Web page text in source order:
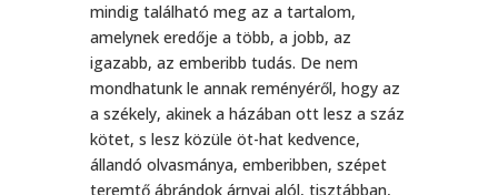
mindig található meg az a tartalom,
amelynek eredője a több, a jobb, az
igazabb, az emberibb tudás. De nem
mondhatunk le annak reményéről, hogy az
a székely, akinek a házában ott lesz a száz
kötet, s lesz közüle öt-hat kedvence,
állandó olvasmánya, emberibben, szépet
teremtő ábrándok árnyai alól, tisztábban,